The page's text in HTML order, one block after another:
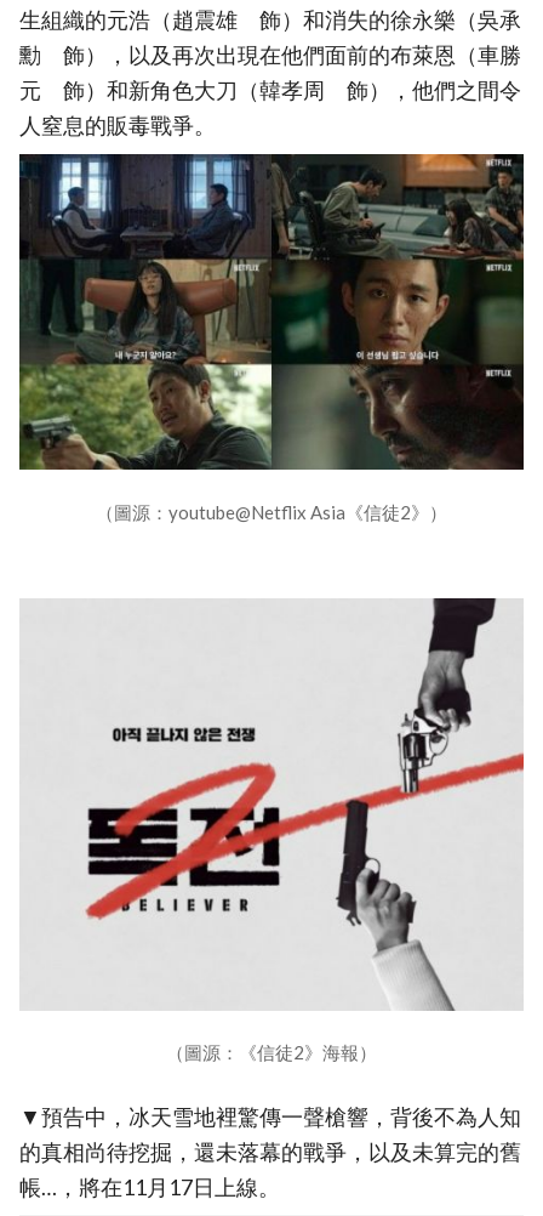
生組織的元浩（趙震雄 飾）和消失的徐永樂（吳承
勳 飾），以及再次出現在他們面前的布萊恩（車勝
元 飾）和新角色大刀（韓孝周 飾），他們之間令
人窒息的販毒戰爭。
（圖源：youtube@Netflix Asia《信徒2》）
（圖源：《信徒2》海報）
▼預告中，冰天雪地裡驚傳一聲槍響，背後不為人知
的真相尚待挖掘，還未落幕的戰爭，以及未算完的舊
帳…，將在11月17日上線。